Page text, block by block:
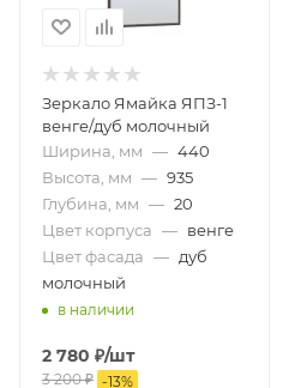
Зеркало Ямайка ЯПЗ-1
венге/дуб молочный
Ширина, мм — 440
Высота, мм — 935
Глубина, мм — 20
Цвет корпуса — венге
Цвет фасада — дуб
молочный
в наличии
2 780 ₽/шт
3 200₽ -13%